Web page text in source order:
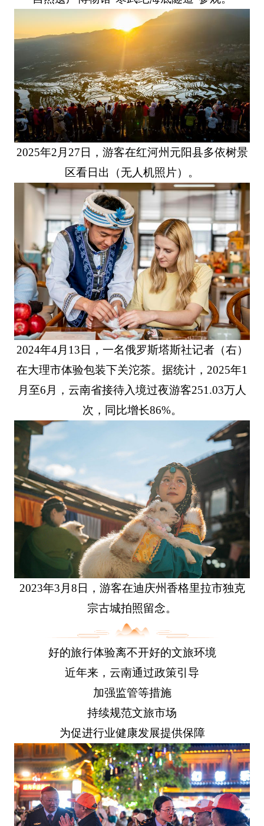
2025年2月27日，游客在红河州元阳县多依树景
区看日出（无人机照片）。
2024年4月13日，一名俄罗斯塔斯社记者（右）
在大理市体验包装下关沱茶。据统计，2025年1
月至6月，云南省接待入境过夜游客251.03万人
次，同比增长86%。
2023年3月8日，游客在迪庆州香格里拉市独克
宗古城拍照留念。
好的旅行体验离不开好的文旅环境
近年来，云南通过政策引导
加强监管等措施
持续规范文旅市场
为促进行业健康发展提供保障